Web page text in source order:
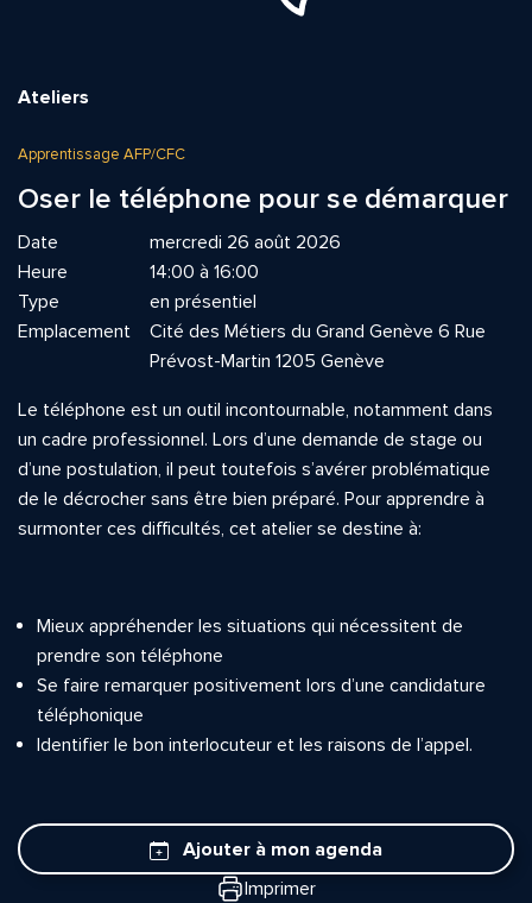
Ateliers
Apprentissage AFP/CFC
Oser le téléphone pour se démarquer
Date
mercredi 26 août 2026
Heure
14:00 à 16:00
Type
en présentiel
Emplacement
Cité des Métiers du Grand Genève 6 Rue
Prévost-Martin 1205 Genève
Le téléphone est un outil incontournable, notamment dans
un cadre professionnel. Lors d’une demande de stage ou
d’une postulation, il peut toutefois s’avérer problématique
de le décrocher sans être bien préparé. Pour apprendre à
surmonter ces difficultés, cet atelier se destine à:
Mieux appréhender les situations qui nécessitent de
prendre son téléphone
Se faire remarquer positivement lors d’une candidature
téléphonique
Identifier le bon interlocuteur et les raisons de l’appel.
Ajouter à mon agenda
Imprimer